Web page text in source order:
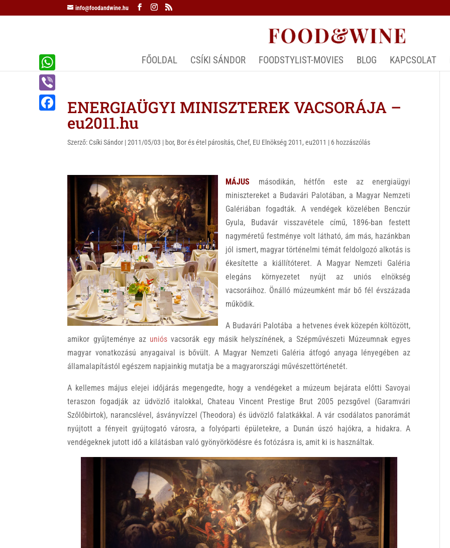
info@foodandwine.hu
FŐOLDAL CSÍKI SÁNDOR FOODSTYLIST-MOVIES BLOG KAPCSOLAT
ENERGIAÜGYI MINISZTEREK VACSORÁJA –
eu2011.hu
Szerző: Csíki Sándor |2011/05/03 | bor, Bor és étel párosítás, Chef, EU Elnökség 2011,eu2011 | 6 hozzászólás
MÁJUS másodikán, hétfőn este az energiaügyi
minisztereket a Budavári Palotában, a Magyar Nemzeti
Galériában fogadták. A vendégek közelében Benczúr
Gyula, Budavár visszavétele című, 1896-ban festett
nagyméretű festménye volt látható, ám más, hazánkban
jól ismert, magyar történelmi témát feldolgozó alkotás is
ékesítette a kiállítóteret. A Magyar Nemzeti Galéria
elegáns környezetet nyújt az uniós elnökség
vacsoráihoz. Önálló múzeumként már bő fél évszázada
működik.
A Budavári Palotába a hetvenes évek közepén költözött,
amikor gyűjteménye az uniós vacsorák egy másik helyszínének, a Szépművészeti Múzeumnak egyes
magyar vonatkozású anyagaival is bővült. A Magyar Nemzeti Galéria átfogó anyaga lényegében az
államalapítástól egészem napjainkig mutatja be a magyarországi művészettörténetét.
A kellemes május elejei időjárás megengedte, hogy a vendégeket a múzeum bejárata előtti Savoyai
teraszon fogadják az üdvözlő italokkal, Chateau Vincent Prestige Brut 2005 pezsgővel (Garamvári
Szőlőbirtok), narancslével, ásványvízzel (Theodora) és üdvözlő falatkákkal. A vár csodálatos panorámát
nyújtott a fényeit gyújtogató városra, a folyóparti épületekre, a Dunán úszó hajókra, a hidakra. A
vendégeknek jutott idő a kilátásban való gyönyörködésre és fotózásra is, amit ki is használtak.
W
h
a
V